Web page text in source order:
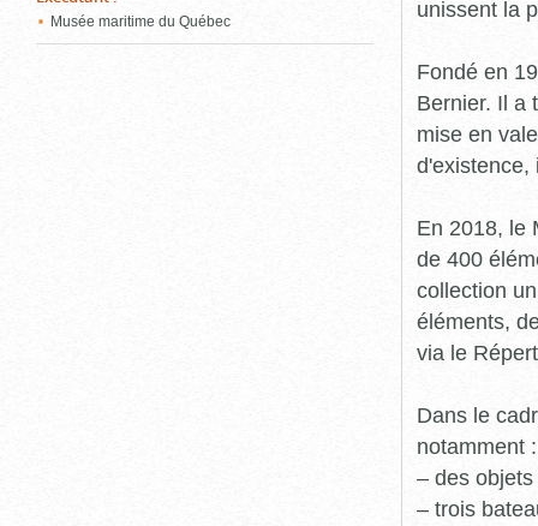
Musée maritime du Québec
unissent la
Fondé en
Bernier. Il a
mise en
d'existence,
En 2018, le
de 400
collection
éléments,
via le
Dans le
notamment :
– des
– trois